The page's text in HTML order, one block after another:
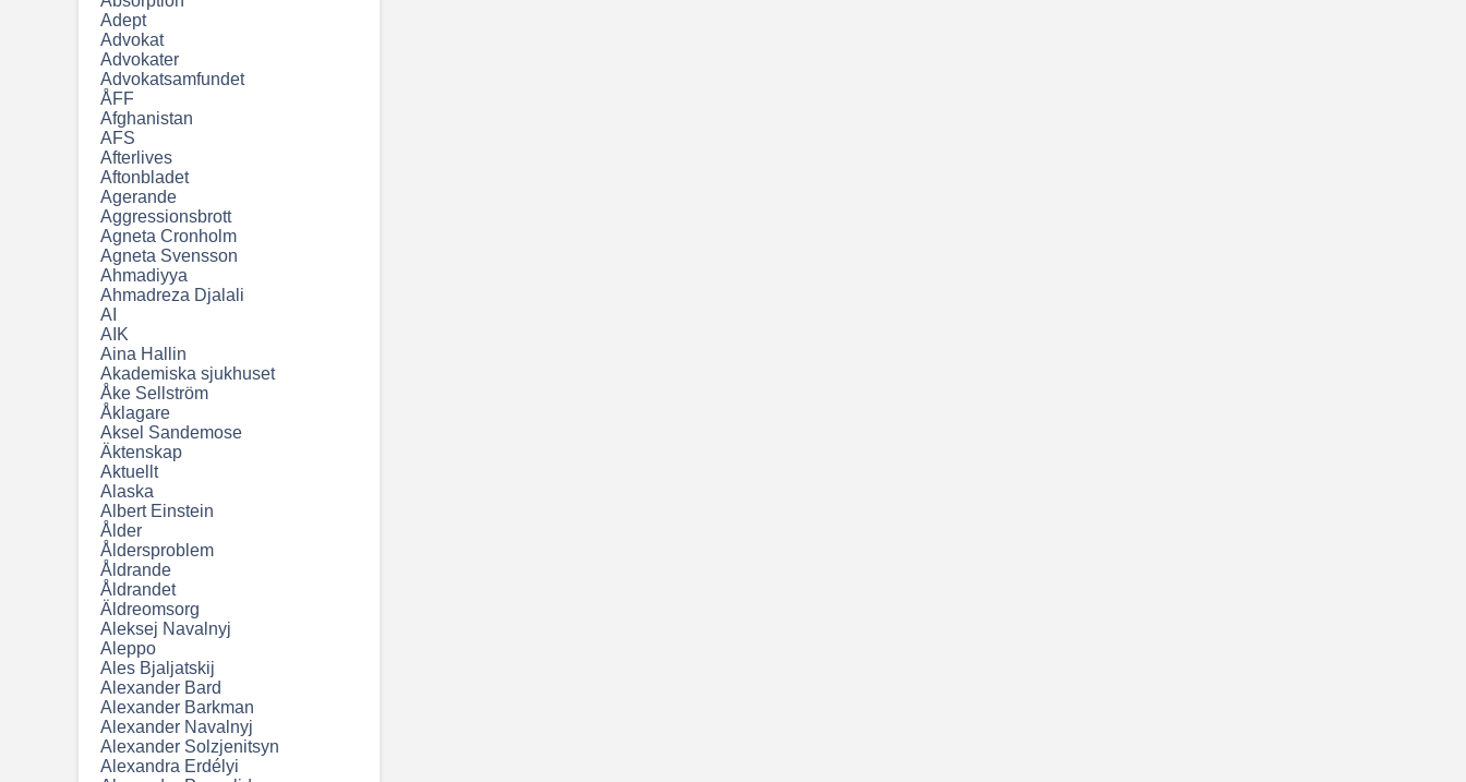
Adept
Advokat
Advokater
Advokatsamfundet
ÅFF
Afghanistan
AFS
Afterlives
Aftonbladet
Agerande
Aggressionsbrott
Agneta Cronholm
Agneta Svensson
Ahmadiyya
Ahmadreza Djalali
AI
AIK
Aina Hallin
Akademiska sjukhuset
Åke Sellström
Åklagare
Aksel Sandemose
Äktenskap
Aktuellt
Alaska
Albert Einstein
Ålder
Åldersproblem
Åldrande
Åldrandet
Äldreomsorg
Aleksej Navalnyj
Aleppo
Ales Bjaljatskij
Alexander Bard
Alexander Barkman
Alexander Navalnyj
Alexander Solzjenitsyn
Alexandra Erdélyi